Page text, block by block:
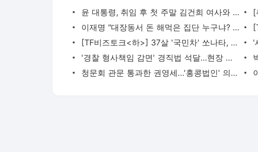
윤 대통령, 취임 후 첫 주말 김건희 여사와 '쇼핑'
이재명 "대장동서 돈 해먹은 집단 누구냐? 국힘은 '적반무치당'"
[TF비즈토크<하>] 37살 '국민차' 쏘나타, 어쩌다 단종설까지 나왔나
'경찰 형사책임 감면' 경직법 석달…현장 기대반·회의반
청문회 관문 통과한 권영세…'홍콩법인' 의혹 풀렸나